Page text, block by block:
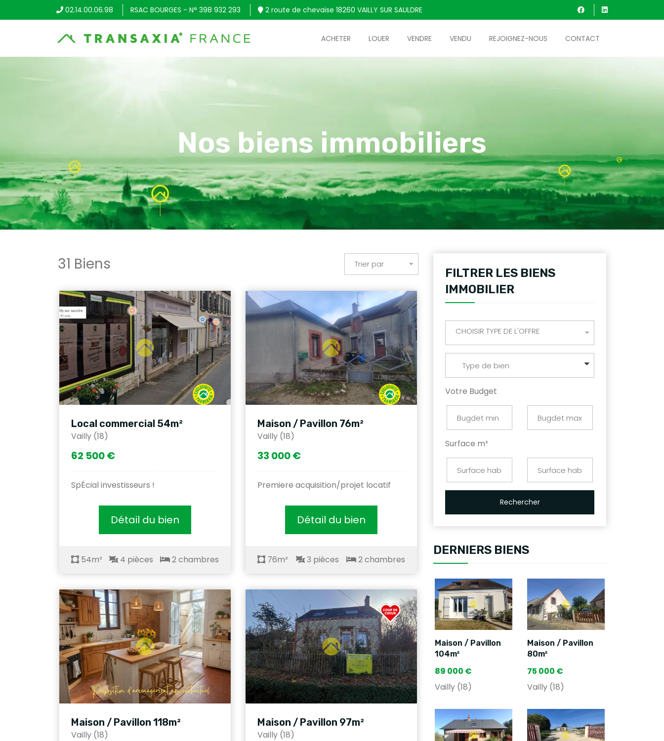
02.14.00.06.98 RSAC BOURGES - N° 398 932 293 2 route de chevaise 18260 VAILLY SUR SAULDRE
ACHETER LOUER VENDRE VENDU REJOIGNEZ-NOUS CONTACT
Nos biens immobiliers
31 Biens Trier par
Local commercial 54m²
Vailly (18)
62 500 €
SpÉcial investisseurs !
Détail du bien
54m² 4 pièces 2 chambres
Maison / Pavillon 76m²
Vailly (18)
33 000 €
Premiere acquisition/projet locatif
Détail du bien
76m² 3 pièces 2 chambres
Maison / Pavillon 118m²
Vailly (18)
Maison / Pavillon 97m²
Vailly (18)
FILTRER LES BIENS
IMMOBILIER
CHOISIR TYPE DE L'OFFRE
Type de bien
Votre Budget
Surface m²
Rechercher
DERNIERS BIENS
Maison / Pavillon
104m²
89 000 €
Vailly (18)
Maison / Pavillon
80m²
75 000 €
Vailly (18)